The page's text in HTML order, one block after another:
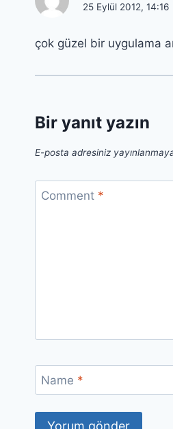
25 Eylül 2012, 14:16
çok güzel bir uygulama
Bir yanıt yazın
E-posta adresiniz
Comment *
Name *